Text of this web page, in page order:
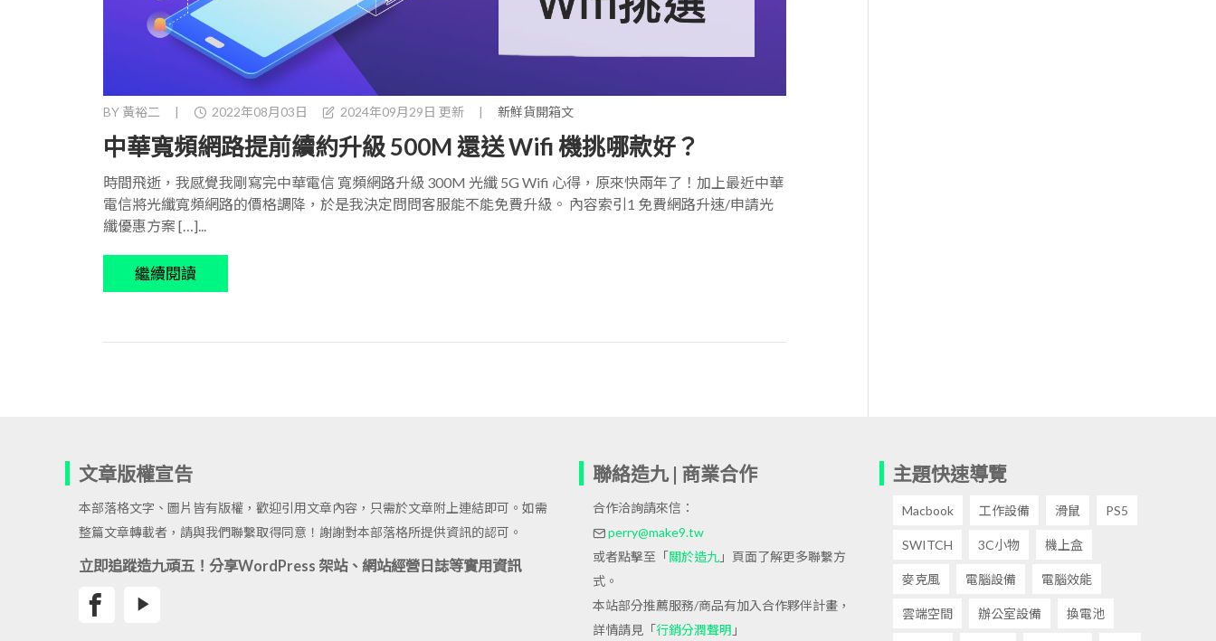
BY 黃裕二 | 2022年08月03日 2024年09月29日 更新 | 新鮮貨開箱文
中華寬頻網路提前續約升級 500M 還送 Wifi 機挑哪款好？
時間飛逝，我感覺我剛寫完中華電信 寬頻網路升級 300M 光纖 5G Wifi 心得，原來快兩年了！加上最近中華
電信將光纖寬頻網路的價格調降，於是我決定問問客服能不能免費升級。 內容索引1 免費網路升速/申請光
纖優惠方案 […]...
繼續閱讀
文章版權宣告
本部落格文字、圖片皆有版權，歡迎引用文章內容，只需於文章附上連結即可。如需
整篇文章轉載者，請與我們聯繫取得同意！謝謝對本部落格所提供資訊的認可。
立即追蹤造九頑五！分享WordPress 架站、網站經營日誌等實用資訊
聯絡造九 | 商業合作
合作洽詢請來信：
perry@make9.tw
或者點擊至「關於造九 」頁面了解更多聯繫方
式。
本站部分推薦服務/商品有加入合作夥伴計畫，
詳情請見「行銷分潤聲明 」
主題快速導覽
Macbook 工作設備 滑鼠 PS5
SWITCH 3C小物 機上盒
麥克風 電腦設備 電腦效能
雲端空間 辦公室設備 換電池